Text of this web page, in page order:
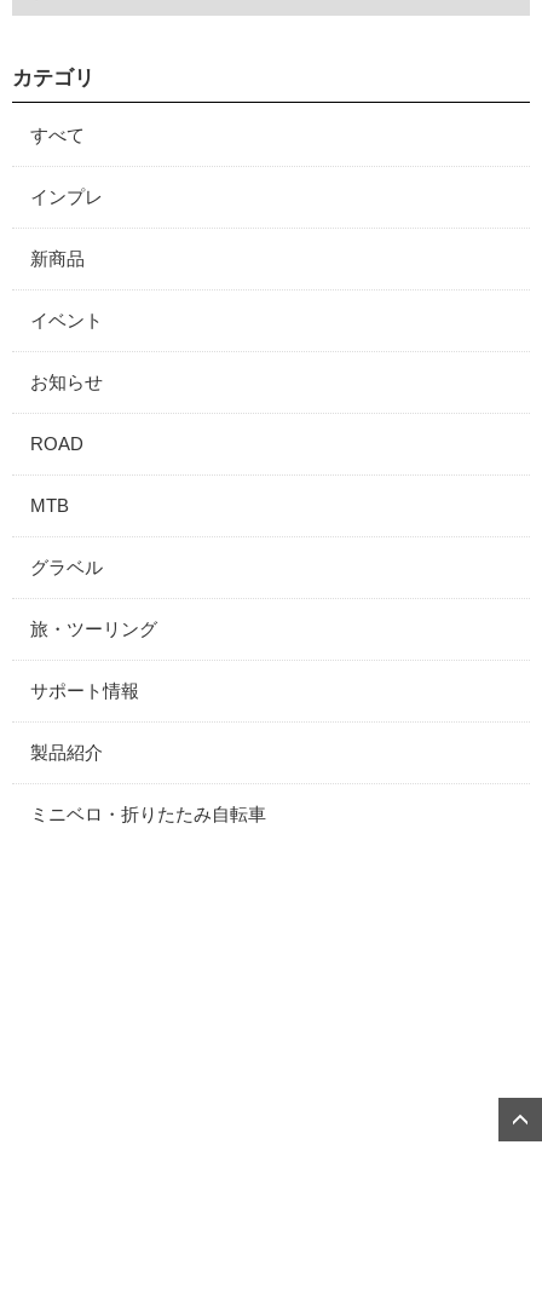
カテゴリ
すべて
インプレ
新商品
イベント
お知らせ
ROAD
MTB
グラベル
旅・ツーリング
サポート情報
製品紹介
ミニベロ・折りたたみ自転車